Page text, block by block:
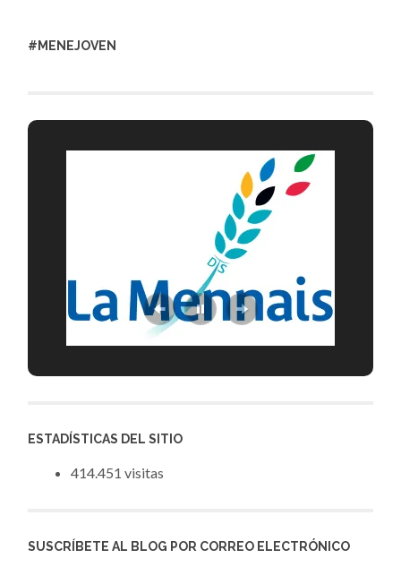
#MENEJOVEN
ESTADÍSTICAS DEL SITIO
414.451 visitas
SUSCRÍBETE AL BLOG POR CORREO ELECTRÓNICO